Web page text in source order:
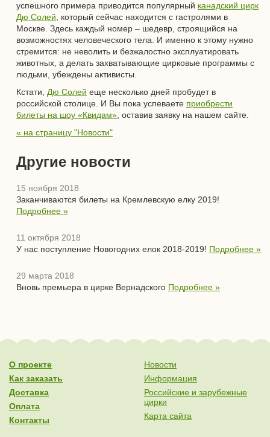
успешного примера приводится популярный канадский цирк
Дю Солей , который сейчас находится с гастролями в
Москве. Здесь каждый номер – шедевр, строящийся на
возможностях человеческого тела. И именно к этому нужно
стремится: не неволить и безжалостно эксплуатировать
животных, а делать захватывающие цирковые программы с
людьми, убеждены активисты.
Кстати, Дю Солей еще несколько дней пробудет в
российской столице. И Вы пока успеваете приобрести
билеты на шоу «Квидам» , оставив заявку на нашем сайте.
« на страницу "Новости"
Другие новости
15 ноября 2018
Заканчиваются билеты на Кремлевскую елку 2019!
Подробнее »
11 октября 2018
У нас поступление Новогодних елок 2018-2019! Подробнее »
29 марта 2018
Вновь премьера в цирке Вернадского Подробнее »
О проекте
Как заказать
Доставка
Оплата
Контакты
Новости
Информация
Российские и зарубежные
цирки
Карта сайта